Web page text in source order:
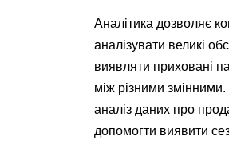
Аналітика дозволяє
аналізувати великі
виявляти приховані
між різними
аналіз даних про
допомогти виявити